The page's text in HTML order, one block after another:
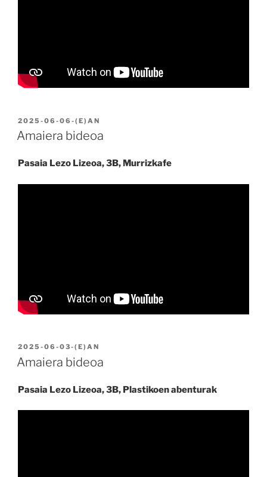
2025-06-06-(E)AN
Amaiera bideoa
Pasaia Lezo Lizeoa, 3B, Murrizkafe
2025-06-03-(E)AN
Amaiera bideoa
Pasaia Lezo Lizeoa, 3B, Plastikoen abenturak